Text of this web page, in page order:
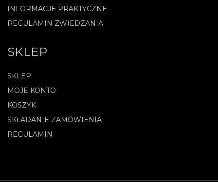
INFORMACJE PRAKTYCZNE
REGULAMIN ZWIEDZANIA
SKLEP
SKLEP
MOJE KONTO
KOSZYK
SKŁADANIE ZAMÓWIENIA
REGULAMIN